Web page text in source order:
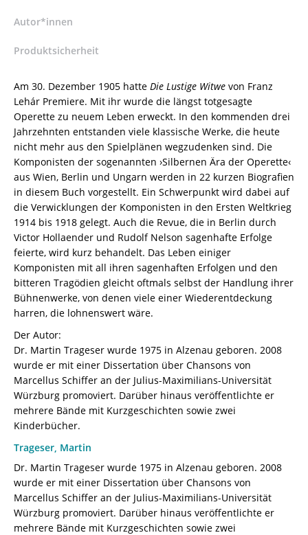
Trageser
ISBN
978-
8260-
8820-
978-
3-
8820-
9
[Digital]
Menge
Autor*innen
Produktsicherheit
Am 30. Dezember 1905 hatte Die Lustige Witwe von Franz
Lehár Premiere. Mit ihr wurde die längst totgesagte
Operette zu neuem Leben erweckt. In den kommenden drei
Jahrzehnten entstanden viele klassische Werke, die heute
nicht mehr aus den Spielplänen wegzudenken sind. Die
Komponisten der sogenannten ›Silbernen Ära der Operette‹
aus Wien, Berlin und Ungarn werden in 22 kurzen Biografien
in diesem Buch vorgestellt. Ein Schwerpunkt wird dabei auf
die Verwicklungen der Komponisten in den Ersten Weltkrieg
1914 bis 1918 gelegt. Auch die Revue, die in Berlin durch
Victor Hollaender und Rudolf Nelson sagenhafte Erfolge
feierte, wird kurz behandelt. Das Leben einiger
Komponisten mit all ihren sagenhaften Erfolgen und den
bitteren Tragödien gleicht oftmals selbst der Handlung ihrer
Bühnenwerke, von denen viele einer Wiederentdeckung
harren, die lohnenswert wäre.
Der Autor:
Dr. Martin Trageser wurde 1975 in Alzenau geboren. 2008
wurde er mit einer Dissertation über Chansons von
Marcellus Schiffer an der Julius-Maximilians-Universität
Würzburg promoviert. Darüber hinaus veröffentlichte er
mehrere Bände mit Kurzgeschichten sowie zwei
Kinderbücher.
Trageser, Martin
Dr. Martin Trageser wurde 1975 in Alzenau geboren. 2008
wurde er mit einer Dissertation über Chansons von
Marcellus Schiffer an der Julius-Maximilians-Universität
Würzburg promoviert. Darüber hinaus veröffentlichte er
mehrere Bände mit Kurzgeschichten sowie zwei